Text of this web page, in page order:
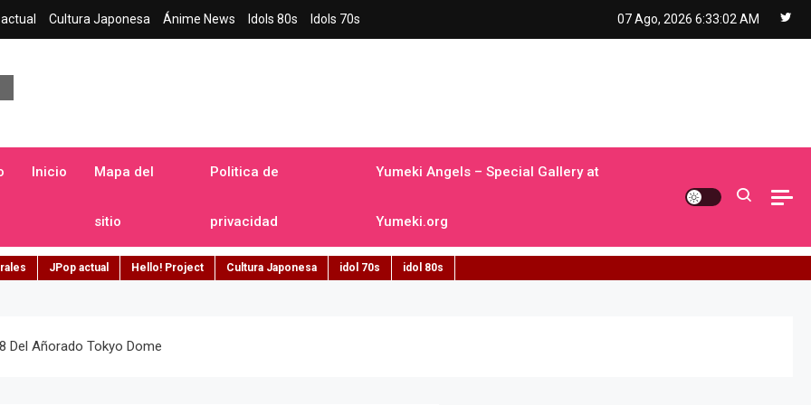
Cultura Japonesa Ánime News Idols 80s Idols 70s 07 Ago, 2026 6:33:03 AM
Inicio Mapa del
sitio
Politica de
privacidad
Yumeki Angels – Special Gallery at
Yumeki.org
JPop actual Hello! Project Cultura Japonesa idol 70s idol 80s
Del Añorado Tokyo Dome